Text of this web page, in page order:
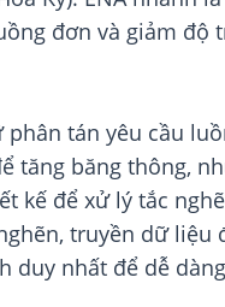
đơn và giảm
tán yêu cầu
tăng băng thông,
để xử lý tắc
truyền dữ
nhất để dễ